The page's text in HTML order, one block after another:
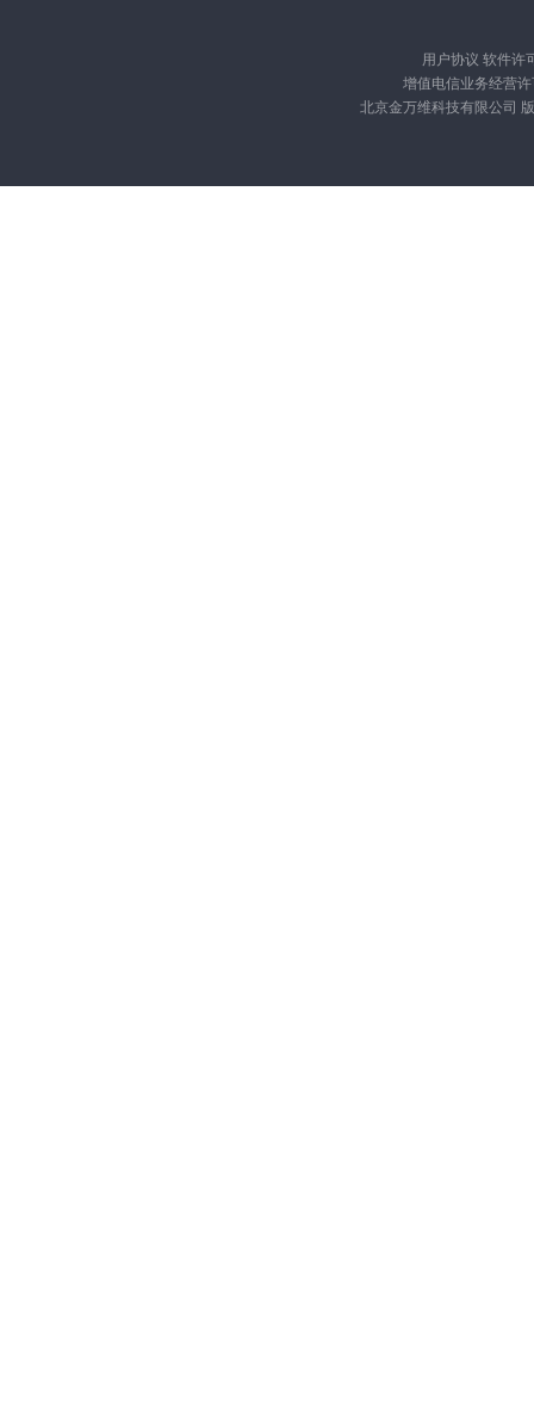
用户协议 软件许
增值电信业务经营
北京金万维科技有限公司